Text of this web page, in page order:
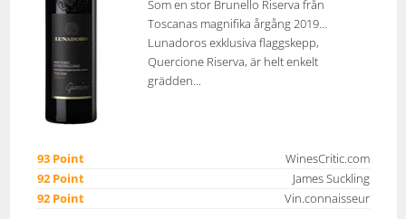
Som en stor Brunello Riserva från
Toscanas magnifika årgång 2019…
Lunadoros exklusiva flaggskepp,
Quercione Riserva, är helt enkelt
grädden...
93 Point
WinesCritic.com
92 Point
James Suckling
92 Point
Vin.connaisseur